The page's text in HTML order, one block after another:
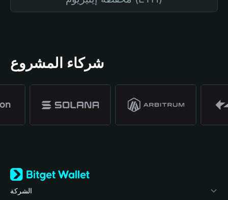
شركاء المشروع
الشركة